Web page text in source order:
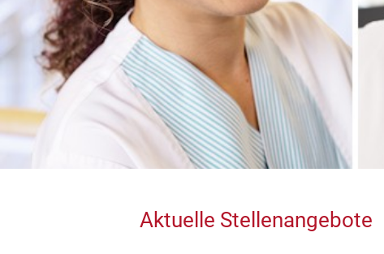
Aktuelle Stellenangebote